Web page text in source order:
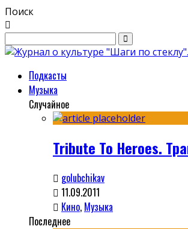
Поиск
Подкасты
Музыка
Случайное
Tribute To Heroes.
golubchikav
11.09.2011
Кино, Музыка
Последнее